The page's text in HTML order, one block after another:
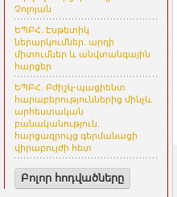
Չոլոյան
ԵՊԲՀ. Էսթետիկ
ներարկումներ. արդի
միտումներ և անվտանգային
հարցեր
ԵՊԲՀ. Բժիշկ-պացիենտ
հարաբերություններից մինչև
արհեստական
բանականություն.
հարցազրույց գերմանացի
վիրաբույժի հետ
Բոլոր հոդվածները